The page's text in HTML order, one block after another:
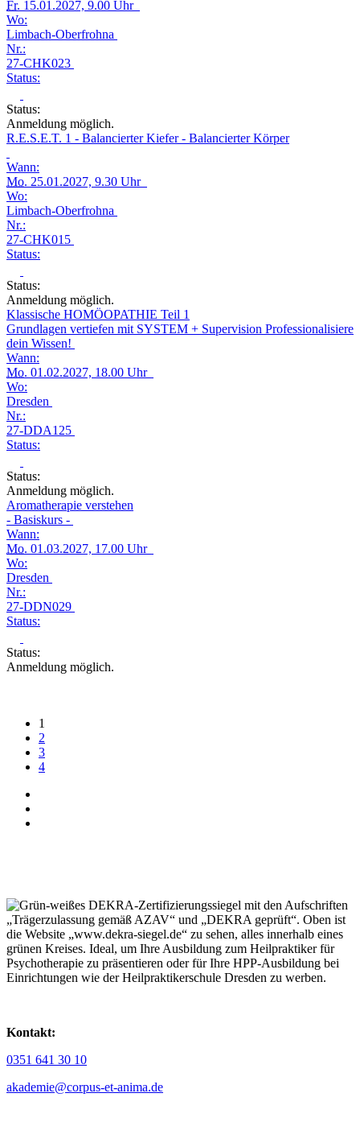
Fr. 15.01.2027, 9.00 Uhr
Wo:
Limbach-Oberfrohna
Nr.:
27-CHK023
Status:
Status:
Anmeldung möglich.
R.E.S.E.T. 1 - Balancierter Kiefer - Balancierter Körper
Wann:
Mo. 25.01.2027, 9.30 Uhr
Wo:
Limbach-Oberfrohna
Nr.:
27-CHK015
Status:
Status:
Anmeldung möglich.
Klassische HOMÖOPATHIE Teil 1
Grundlagen vertiefen mit SYSTEM + Supervision Professionalisiere
dein Wissen!
Wann:
Mo. 01.02.2027, 18.00 Uhr
Wo:
Dresden
Nr.:
27-DDA125
Status:
Status:
Anmeldung möglich.
Aromatherapie verstehen
- Basiskurs -
Wann:
Mo. 01.03.2027, 17.00 Uhr
Wo:
Dresden
Nr.:
27-DDN029
Status:
Status:
Anmeldung möglich.
1
2
3
4
Kontakt:
0351 641 30 10
akademie@corpus-et-anima.de